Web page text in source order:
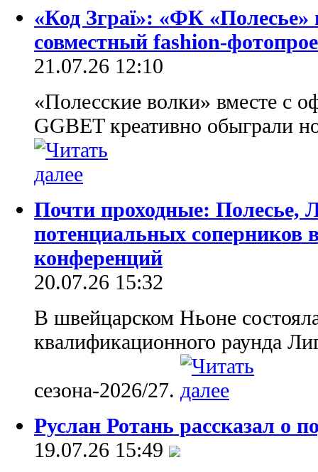
«Код Зграї»: «ФК
совместный fashion-
21.07.26 12:10
«Полесские волки» вместе с
GGBET креативно обыграли
Почти проходные: Полесье,
потенциальных соперников
конференций
20.07.26 15:32
В швейцарском Ньоне
квалификационного раунда
сезона-2026/27.
Руслан Ротань рассказал о
19.07.26 15:49